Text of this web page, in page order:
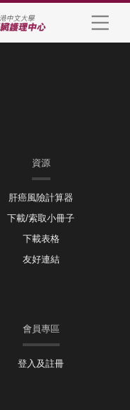
資源
肝癌風險計算器
下載/索取小冊子
下載表格
友好連結
會員專區
登入及註冊